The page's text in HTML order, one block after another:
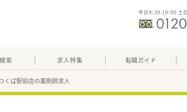
平日9：30-19：00 土
索 求人特集 転職ガイド
くば駅前店の薬剤師求人